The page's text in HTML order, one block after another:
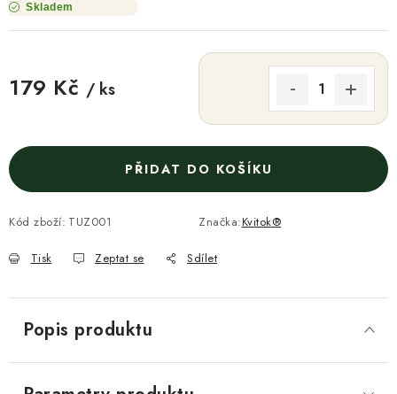
Skladem
179 Kč / ks
PŘIDAT DO KOŠÍKU
Kód zboží: TUZ001 Značka:Kvitok®
Tisk Zeptat se Sdílet
Popis produktu